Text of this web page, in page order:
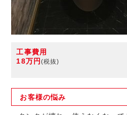
工事費用
18万円 (税抜)
お客様の悩み